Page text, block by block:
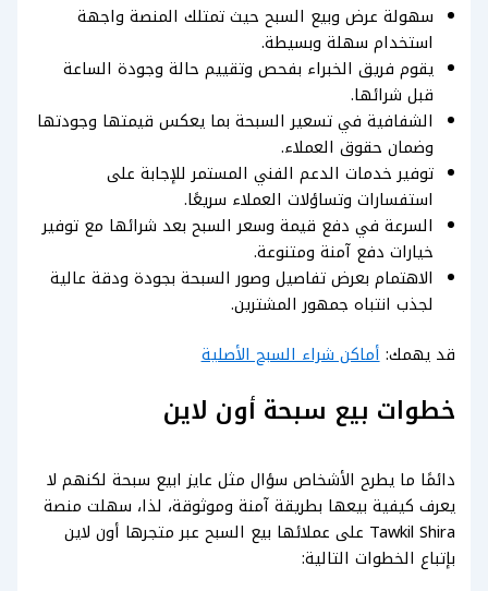
سهولة عرض وبيع السبح حيث تمتلك المنصة واجهة
استخدام سهلة وبسيطة.
يقوم فريق الخبراء بفحص وتقييم حالة وجودة الساعة
قبل شرائها.
الشفافية في تسعير السبحة بما يعكس قيمتها وجودتها
وضمان حقوق العملاء.
توفير خدمات الدعم الفني المستمر للإجابة على
استفسارات وتساؤلات العملاء سريعًا.
السرعة في دفع قيمة وسعر السبح بعد شرائها مع توفير
خيارات دفع آمنة ومتنوعة.
الاهتمام بعرض تفاصيل وصور السبحة بجودة ودقة عالية
لجذب انتباه جمهور المشترين.
قد يهمك:أماكن شراء السبح الأصلية
خطوات بيع سبحة أون لاين
دائمًا ما يطرح الأشخاص سؤال مثل عايز ابيع سبحة لكنهم لا
يعرف كيفية بيعها بطريقة آمنة وموثوقة، لذا، سهلت منصة
Tawkil Shira على عملائها بيع السبح عبر متجرها أون لاين
بإتباع الخطوات التالية: